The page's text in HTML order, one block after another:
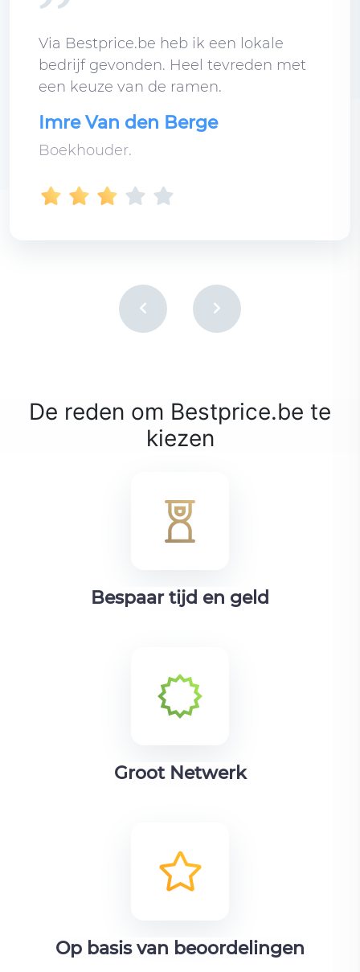
Via Bestprice.be heb ik een lokale
bedrijf gevonden. Heel tevreden met
een keuze van de ramen.
Imre Van den Berge
Boekhouder.
De reden om Bestprice.be te
kiezen
Bespaar tijd en geld
Groot Netwerk
Op basis van beoordelingen